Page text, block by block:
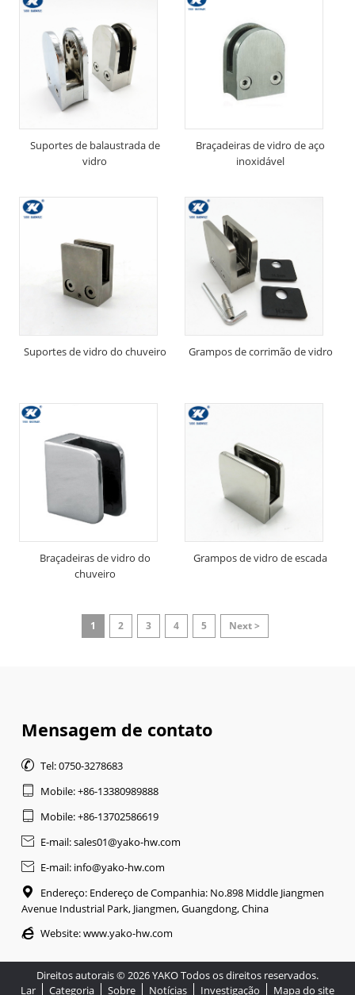
Suportes de balaustrada de
vidro
Braçadeiras de vidro de aço
inoxidável
Suportes de vidro do chuveiro Grampos de corrimão de vidro
Braçadeiras de vidro do
chuveiro
Grampos de vidro de escada
1 2 3 4 5 Next >
Mensagem de contato
 Tel: 0750-3278683
 Mobile: +86-13380989888
 Mobile: +86-13702586619
 E-mail: sales01@yako-hw.com
 E-mail: info@yako-hw.com

Endereço: Endereço de Companhia: No.898 Middle Jiangmen
Avenue Industrial Park, Jiangmen, Guangdong, China
 Website:www.yako-hw.com
Direitos autorais © 2026 YAKO Todos os direitos reservados.
Lar
Categoria Sobre Notícias Investigação Mapa do site